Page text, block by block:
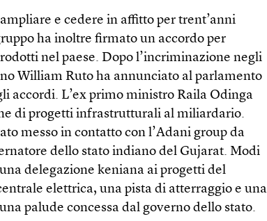
e cedere in affitto per trent’anni
ha inoltre firmato un accordo per
nel paese. Dopo l’incriminazione negli
William Ruto ha annunciato al parlamento
accordi. L’ex primo ministro Raila Odinga
di progetti infrastrutturali al miliardario.
messo in contatto con l’Adani group da
dello stato indiano del Gujarat. Modi
delegazione keniana ai progetti del
elettrica, una pista di atterraggio e una
palude concessa dal governo dello stato.